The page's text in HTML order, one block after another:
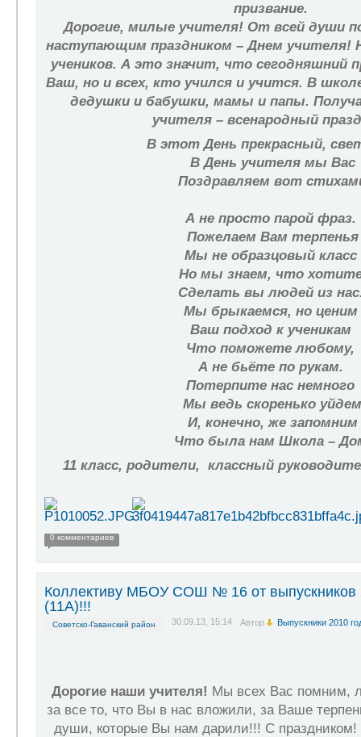
призвание.
Дорогие, милые учителя! От всей души
наступающим праздником – Днем учителя!
учеников. А это значит, что сегодняшний
Ваш, но и всех, кто учился и учится. В
дедушки и бабушки, мамы и папы.
учителя – всенародный
В этот День прекрасный,
В День учителя мы Вас
Поздравляем вот
А не просто парой фраз.
Пожелаем Вам терпенья
Мы не образцовый класс
Но мы знаем, что
Сделать вы людей из
Мы брыкаемся, но ценим
Ваш подход к ученикам
Что поможете любому,
А не бьёте по рукам.
Потерпите нас немного
Мы ведь скоренько уйдем
И, конечно, же запомним
Что была нам Школа –
11 класс, родители, классный
0 комментариев
Коллективу МБОУ СОШ № 16 от выпускников
(11А)!!!
Советско-Гаванский район 30.09.13, 15:14 Автор Выпускники 2010
Дорогие наши учителя! Мы всех Вас помним,
за все то, что Вы в нас вложили, за Ваше
души, которые Вы нам дарили!!! С праздником!